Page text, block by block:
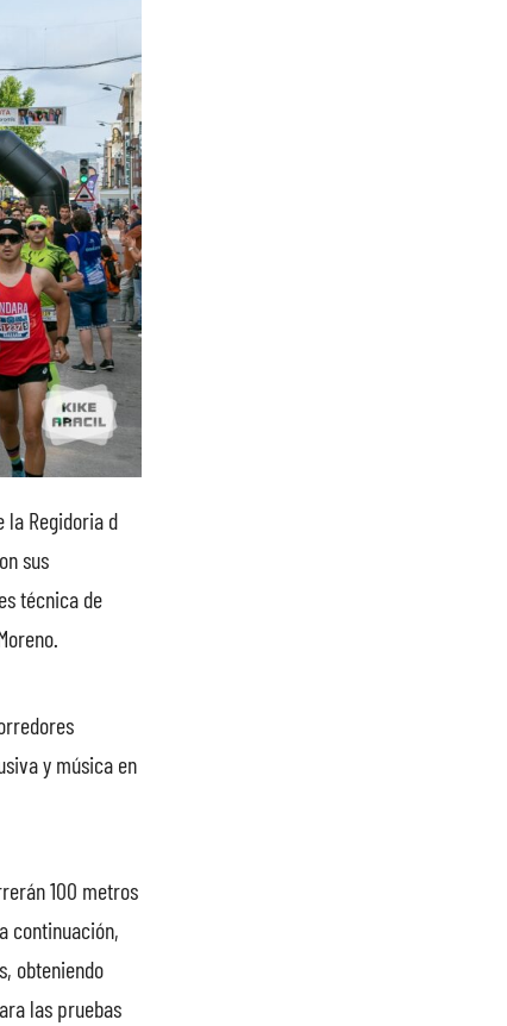
la Regidoria d
sus
técnica de
y música en
100 metros
continuación,
obteniendo
las pruebas